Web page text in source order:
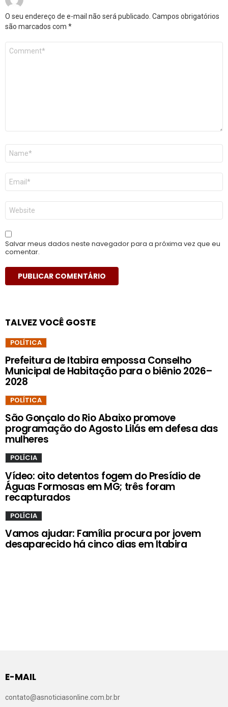
O seu endereço de e-mail não será publicado. Campos obrigatórios
são marcados com *
Comentário
Nome
E-
mail
*
Site
Salvar meus dados neste navegador para a próxima vez que eu
comentar.
TALVEZ VOCÊ GOSTE
POLÍTICA
Prefeitura de Itabira empossa Conselho
Municipal de Habitação para o biênio 2026–
2028
POLÍTICA
São Gonçalo do Rio Abaixo promove
programação do Agosto Lilás em defesa das
mulheres
POLÍCIA
Vídeo: oito detentos fogem do Presídio de
Águas Formosas em MG; três foram
recapturados
POLÍCIA
Vamos ajudar: Família procura por jovem
desaparecido há cinco dias em Itabira
E-MAIL
contato@asnoticiasonline.com.br.br